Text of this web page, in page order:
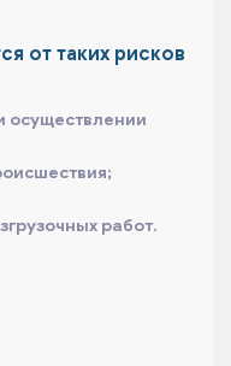
от таких рисков
осуществлении
работ.